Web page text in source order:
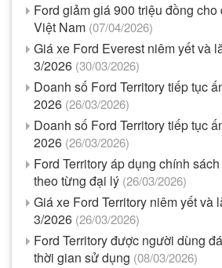
Ford giảm giá 900 triệu đồng
Việt Nam (07/04/2026)
Giá xe Ford Everest niêm yết và
3/2026 (30/03/2026)
Doanh số Ford Territory tiếp tục
2026 (26/03/2026)
Doanh số Ford Territory tiếp tục
2026 (26/03/2026)
Ford Territory áp dụng chính
theo từng đại lý (26/03/2026)
Giá xe Ford Territory niêm yết và
3/2026 (26/03/2026)
Ford Territory được người dùng
thời gian sử dụng (08/03/2026)